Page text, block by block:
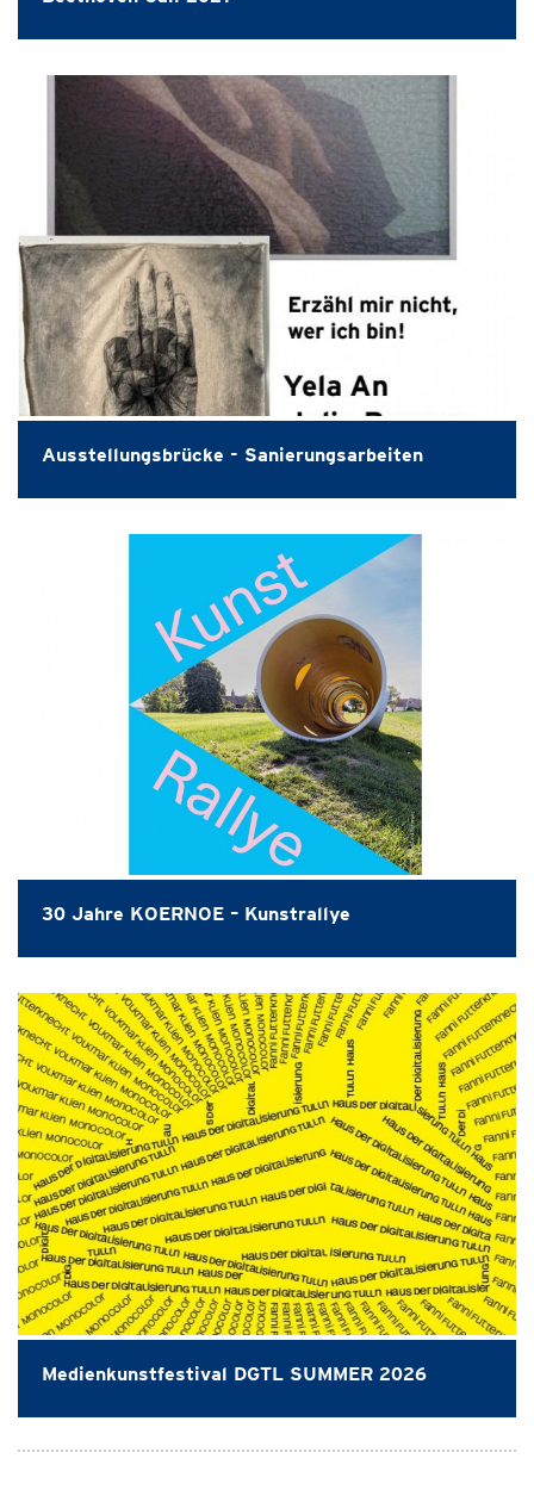
Ausstellungsbrücke - Sanierungsarbeiten
30 Jahre KOERNOE – Kunstrallye
Medienkunstfestival DGTL SUMMER 2026